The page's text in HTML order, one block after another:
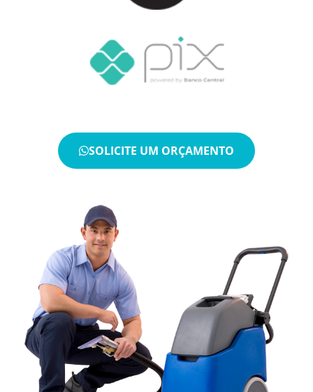
SOLICITE UM ORÇAMENTO